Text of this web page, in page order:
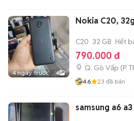
4 ngày trước 4
Nokia C20,
C20 32 GB Hết
790.000 đ
Q. Gò Vấp (P.
4.6 23 đã bán
samsung a6